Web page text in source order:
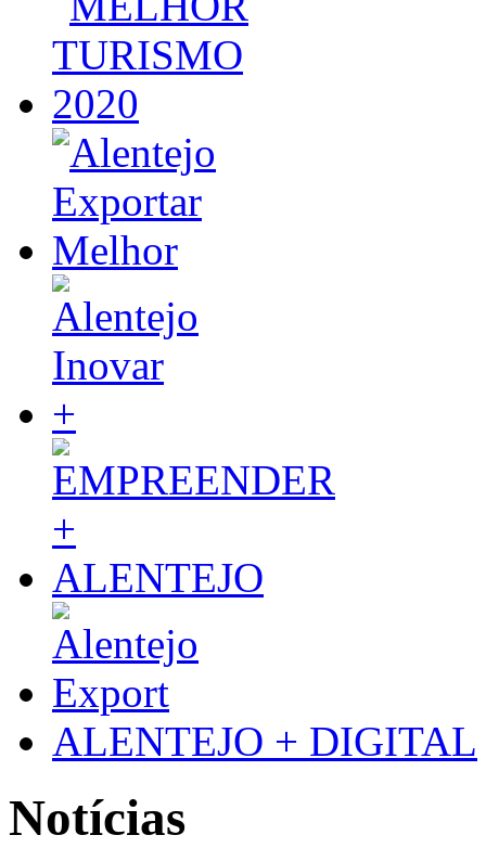
ALENTEJO + DIGITAL
Notícias